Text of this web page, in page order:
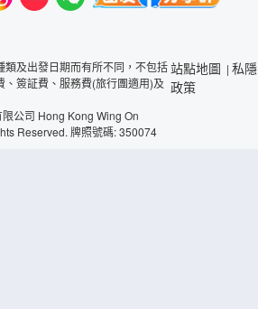
及出發日期而有所不同，不包括
簽証費、服務費(旅行團適用)及
公司 Hong Kong Wing On
Reserved. 牌照號碼: 350074
站點地圖 | 私隱
政策